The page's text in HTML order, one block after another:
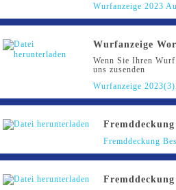
Wurfanzeige 2023
Wurfanzeige
Wenn Sie Ihren
uns zusenden
Wurfanzeige
Fremddeckung